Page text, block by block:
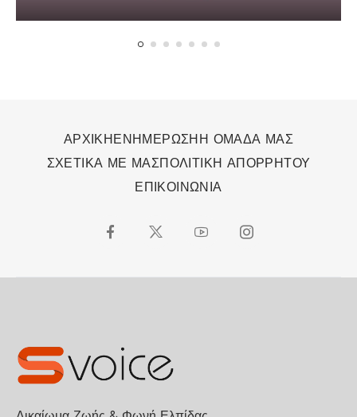
ΑΡΧΙΚΗΕΝΗΜΕΡΩΣΗΗ ΟΜΑΔΑ ΜΑΣ
ΣΧΕΤΙΚΑ ΜΕ ΜΑΣΠΟΛΙΤΙΚΗ ΑΠΟΡΡΗΤΟΥ
ΕΠΙΚΟΙΝΩΝΙΑ